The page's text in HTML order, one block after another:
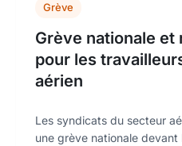
Grève
Grève nationale et
pour les
aérien
Les syndicats du secteur
une grève nationale devant